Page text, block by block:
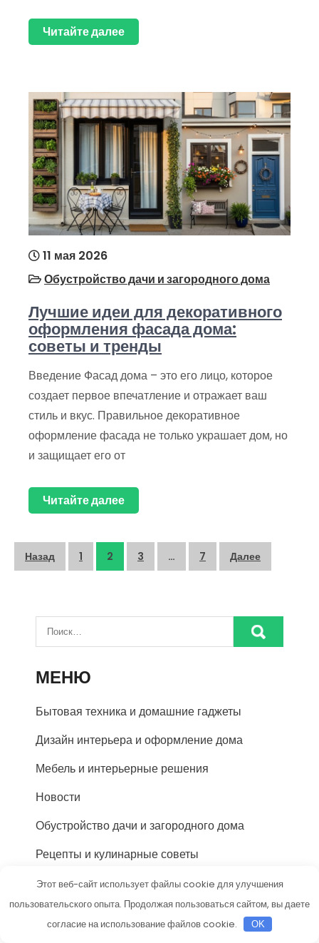
Читайте далее
11 мая 2026
Обустройство дачи и загородного дома
Лучшие идеи для декоративного
оформления фасада дома:
советы и тренды
Введение Фасад дома – это его лицо, которое
создает первое впечатление и отражает ваш
стиль и вкус. Правильное декоративное
оформление фасада не только украшает дом, но
и защищает его от
Читайте далее
Пагинация
Назад 1 2 3 … 7 Далее
МЕНЮ
Бытовая техника и домашние гаджеты
Дизайн интерьера и оформление дома
Мебель и интерьерные решения
Новости
Обустройство дачи и загородного дома
Рецепты и кулинарные советы
Хозяйство и организация пространства
НОВОЕ НА САЙТЕ
Этот веб-сайт использует файлы cookie для улучшения
пользовательского опыта. Продолжая пользоваться сайтом, вы даете
согласие на использование файлов cookie.
OK